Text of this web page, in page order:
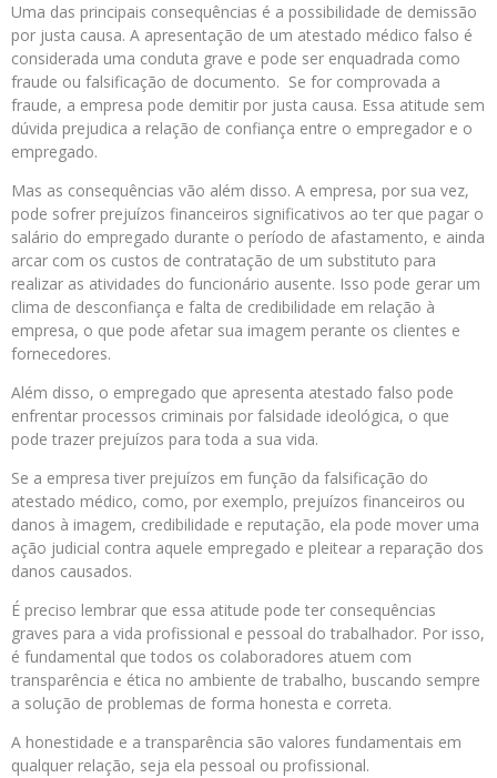
Uma das principais consequências é a possibilidade de demissão
por justa causa. A apresentação de um atestado médico falso é
considerada uma conduta grave e pode ser enquadrada como
fraude ou falsificação de documento. Se for comprovada a
fraude, a empresa pode demitir por justa causa. Essa atitude sem
dúvida prejudica a relação de confiança entre o empregador e o
empregado.
Mas as consequências vão além disso. A empresa, por sua vez,
pode sofrer prejuízos financeiros significativos ao ter que pagar o
salário do empregado durante o período de afastamento, e ainda
arcar com os custos de contratação de um substituto para
realizar as atividades do funcionário ausente. Isso pode gerar um
clima de desconfiança e falta de credibilidade em relação à
empresa, o que pode afetar sua imagem perante os clientes e
fornecedores.
Além disso, o empregado que apresenta atestado falso pode
enfrentar processos criminais por falsidade ideológica, o que
pode trazer prejuízos para toda a sua vida.
Se a empresa tiver prejuízos em função da falsificação do
atestado médico, como, por exemplo, prejuízos financeiros ou
danos à imagem, credibilidade e reputação, ela pode mover uma
ação judicial contra aquele empregado e pleitear a reparação dos
danos causados.
É preciso lembrar que essa atitude pode ter consequências
graves para a vida profissional e pessoal do trabalhador. Por isso,
é fundamental que todos os colaboradores atuem com
transparência e ética no ambiente de trabalho, buscando sempre
a solução de problemas de forma honesta e correta.
A honestidade e a transparência são valores fundamentais em
qualquer relação, seja ela pessoal ou profissional.